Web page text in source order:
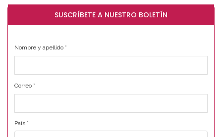
SUSCRÍBETE A NUESTRO BOLETÍN
Nombre y apellido *
Correo *
País *